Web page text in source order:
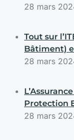
28 mars
Tout sur
Bâtiment)
Obligations
28 mars
Protection
28 mars